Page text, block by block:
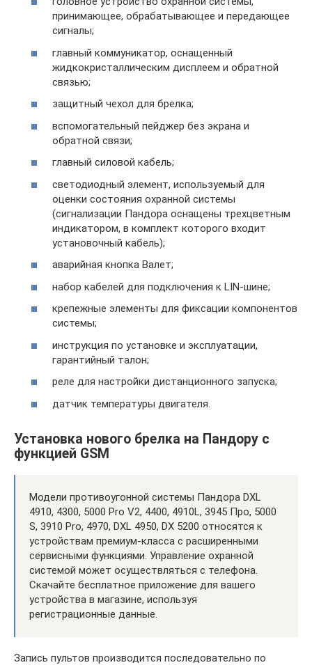
принимающее, обрабатывающее и передающее
сигналы;
главный коммуникатор, оснащенный
жидкокристаллическим дисплеем и обратной
связью;
защитный чехол для брелка;
вспомогательный пейджер без экрана и
обратной связи;
главный силовой кабель;
светодиодный элемент, используемый для
оценки состояния охранной системы
(сигнализации Пандора оснащены трехцветным
индикатором, в комплект которого входит
установочный кабель);
аварийная кнопка Валет;
набор кабелей для подключения к LIN-шине;
крепежные элементы для фиксации компонентов
системы;
инструкция по установке и эксплуатации,
гарантийный талон;
реле для настройки дистанционного запуска;
датчик температуры двигателя.
Установка нового брелка на Пандору с
функцией GSM
Модели противоугонной системы Пандора DXL
4910, 4300, 5000 Pro V2, 4400, 4910L, 3945 Про, 5000
S, 3910 Pro, 4970, DXL 4950, DX 5200 относятся к
устройствам премиум-класса с расширенными
сервисными функциями. Управление охранной
системой может осуществляться с телефона.
Скачайте бесплатное приложение для вашего
устройства в магазине, используя
регистрационные данные.
Запись пультов производится последовательно по